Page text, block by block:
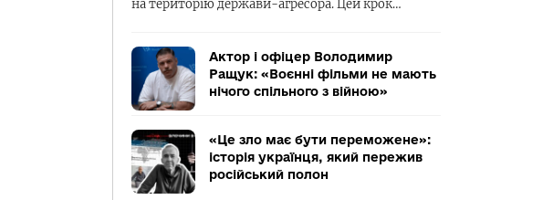
на територію держави-агресора. Цей крок…
Актор і офіцер Володимир
Ращук: «Воєнні фільми не мають
нічого спільного з війною»
«Це зло має бути переможене»:
історія українця, який пережив
російський полон